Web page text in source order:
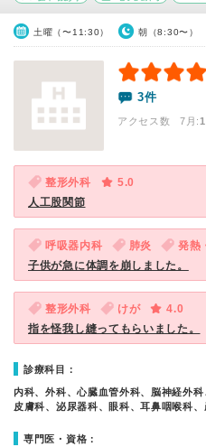
土曜（〜11:30） 朝（8:30〜）
3件
アクセス数 7月:
整形外科
5.0
人工股関節
呼吸器内科 肺炎 発熱
子供が急に体調を崩しました。
整形外科 けが
4.0
指を怪我し縫ってもらいました。
診療科目：
内科、外科、心臓血管外科、脳神経外
皮膚科、泌尿器科、眼科、耳鼻咽喉科
専門医・資格：